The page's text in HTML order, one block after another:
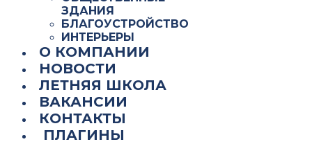
ЗДАНИЯ
БЛАГОУСТРОЙСТВО
ИНТЕРЬЕРЫ
О КОМПАНИИ
НОВОСТИ
ЛЕТНЯЯ ШКОЛА
ВАКАНСИИ
КОНТАКТЫ
ПЛАГИНЫ